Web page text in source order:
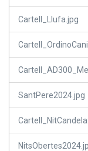
Cartell_Llufa.jpg
SantPere2024.jpg